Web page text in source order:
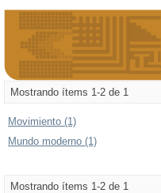
Mostrando ítems 1-2 de 1
Movimiento (1)
Mundo moderno (1)
Mostrando ítems 1-2 de 1